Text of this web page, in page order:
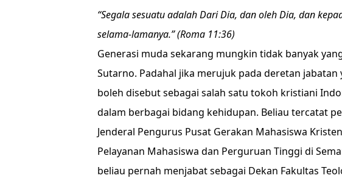
“Segala sesuatu adalah Dari Dia, dan oleh Dia, dan
selama-lamanya.” (Roma 11:36)
Generasi muda sekarang mungkin tidak banyak
Sutarno. Padahal jika merujuk pada deretan
boleh disebut sebagai salah satu tokoh kristiani
dalam berbagai bidang kehidupan. Beliau tercatat
Jenderal Pengurus Pusat Gerakan Mahasiswa
Pelayanan Mahasiswa dan Perguruan Tinggi di
beliau pernah menjabat sebagai Dekan Fakultas